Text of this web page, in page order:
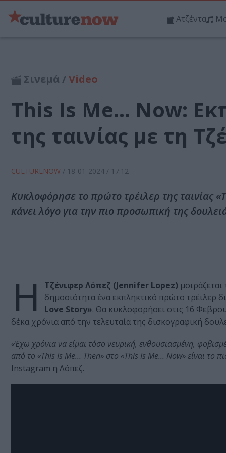
Ατζέντα
Σινεμά /Video
This Is Me… Now:
της ταινίας με τη
CULTURENOW / 18-01-2024 / 17:12
Κυκλοφόρησε το πρώτο τρέιλερ της ταινίας
κάνει λόγο για την πιο προσωπική της
Η Τζένιφερ Λόπεζ (Jennifer Lopez)
δημοσιότητα ένα εκπληκτικό πρώτο τρέιλερ
Love Story». Θα κυκλοφορήσει στις 16
δέκα χρόνια από την τελευταία της δισκογραφική
«Έχω χρόνια να είμαι τόσο νευρική, ενθουσιασμένη,
από το «This Is Me… Then» στο «This Is Me… Now» είναι το
Ιnstagram η Λόπεζ.